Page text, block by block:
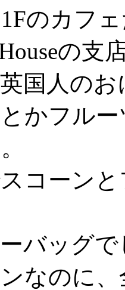
のカフ
の支
国人の
かフル
コーン
バッグ
なのに